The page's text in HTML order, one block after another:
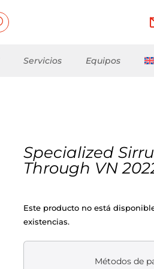
Servicios Equipos
Specialized
Through VN
Este producto no está
existencias.
Métodos de